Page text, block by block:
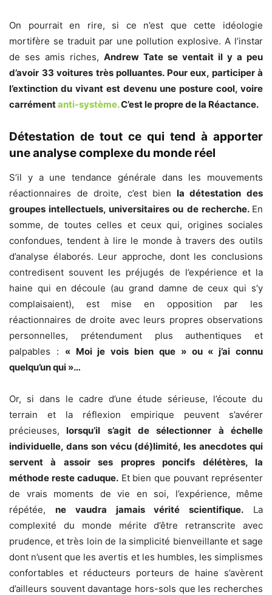
On pourrait en rire, si ce n’est que cette idéologie
mortifère se traduit par une pollution explosive. A l’instar
de ses amis riches, Andrew Tate se ventait il y a peu
d’avoir 33 voitures très polluantes. Pour eux, participer à
l’extinction du vivant est devenu une posture cool, voire
carrémentanti-système.C’est le propre de la Réactance.
Détestation de tout ce qui tend à apporter
une analyse complexe du monde réel
S’il y a une tendance générale dans les mouvements
réactionnaires de droite, c’est bien la détestation des
groupes intellectuels, universitaires ou de recherche. En
somme, de toutes celles et ceux qui, origines sociales
confondues, tendent à lire le monde à travers des outils
d’analyse élaborés. Leur approche, dont les conclusions
contredisent souvent les préjugés de l’expérience et la
haine qui en découle (au grand damne de ceux qui s’y
complaisaient), est mise en opposition par les
réactionnaires de droite avec leurs propres observations
personnelles, prétendument plus authentiques et
palpables : « Moi je vois bien que » ou « j’ai connu
quelqu’un qui »…
Or, si dans le cadre d’une étude sérieuse, l’écoute du
terrain et la réflexion empirique peuvent s’avérer
précieuses, lorsqu’il s’agit de sélectionner à échelle
individuelle, dans son vécu (dé)limité, les anecdotes qui
servent à assoir ses propres poncifs délétères, la
méthode reste caduque.Et bien que pouvant représenter
de vrais moments de vie en soi, l’expérience, même
répétée, ne vaudra jamais vérité scientifique. La
complexité du monde mérite d’être retranscrite avec
prudence, et très loin de la simplicité bienveillante et sage
dont n’usent que les avertis et les humbles, les simplismes
confortables et réducteurs porteurs de haine s’avèrent
d’ailleurs souvent davantage hors-sols que les recherches